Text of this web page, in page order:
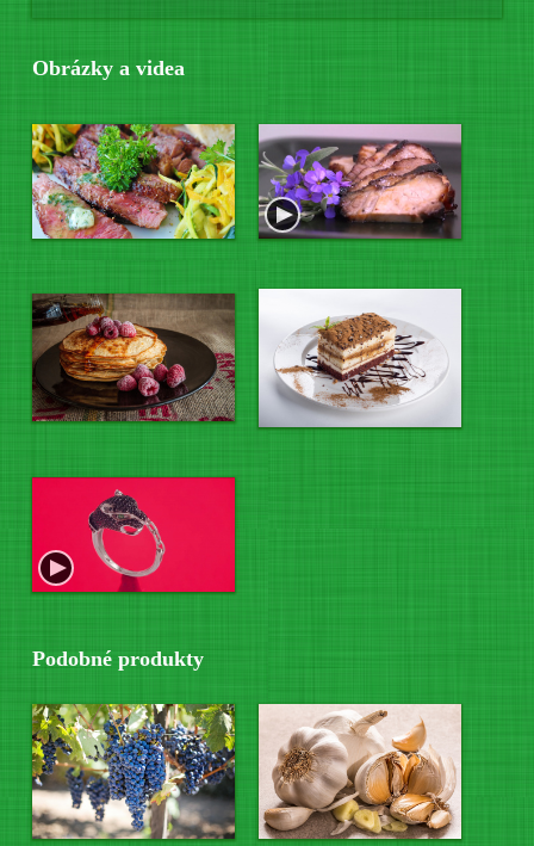
Obrázky a videa
Podobné produkty